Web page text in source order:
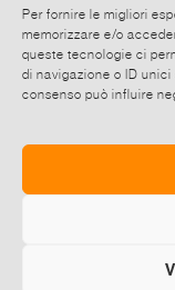
Per fornire le migliori
memorizzare e/o
queste tecnologie ci
di navigazione o ID
consenso può influire
Scuola di
nato da un’idea di
Iole Carollo, con il
Studio Rizoma. INFO Azione performativa Artista Sidonie
Pellegrino Data
meteo avverse,
Église, via dei